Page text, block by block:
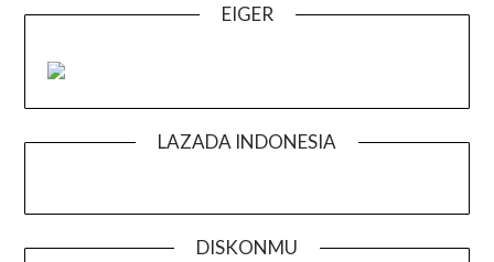
EIGER
LAZADA INDONESIA
DISKONMU